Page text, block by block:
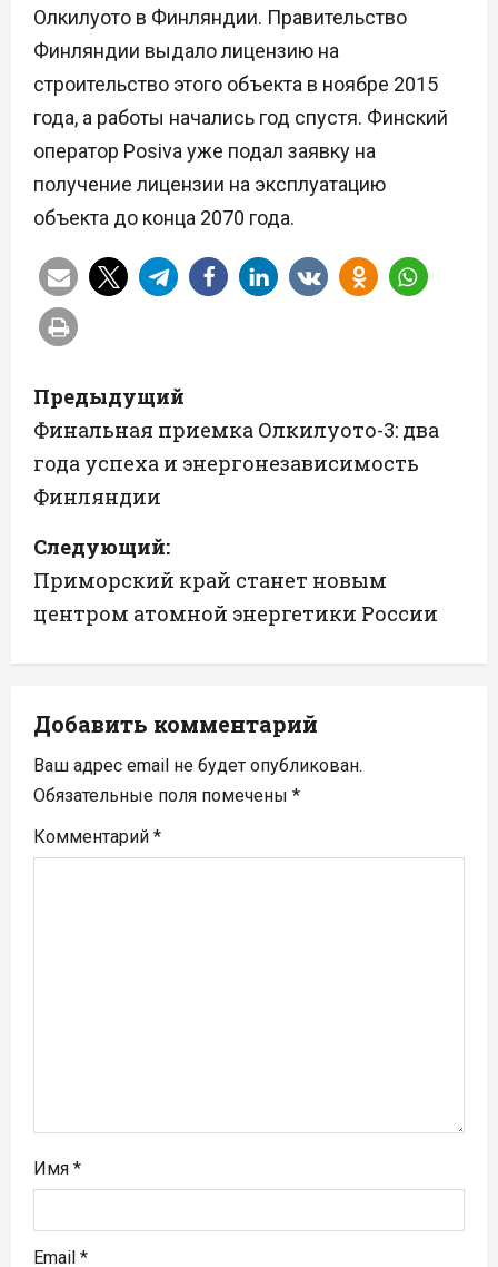
Олкилуото в Финляндии. Правительство
Финляндии выдало лицензию на
строительство этого объекта в ноябре 2015
года, а работы начались год спустя. Финский
оператор Posiva уже подал заявку на
получение лицензии на эксплуатацию
объекта до конца 2070 года.
Н
а
в
г
а
ц
и
я
п
о
я
м
Предыдущий
Финальная приемка Олкилуото-3: два
года успеха и энергонезависимость
Финляндии
Следующий:
Приморский край станет новым
центром атомной энергетики России
Добавить комментарий
Ваш адрес email не будет опубликован.
Обязательные поля помечены *
Комментарий *
Имя *
Email *